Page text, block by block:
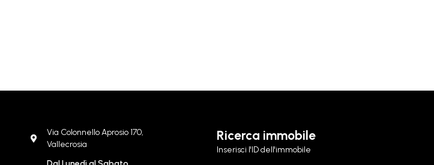
Via Colonnello Aprosio 170,
Vallecrosia
Ricerca immobile
Inserisci l'ID dell'immobile